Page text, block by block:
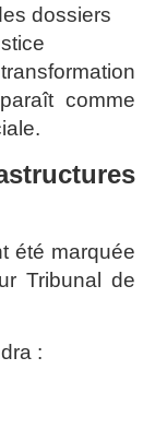
dossiers
comme
été marquée
Tribunal de
: